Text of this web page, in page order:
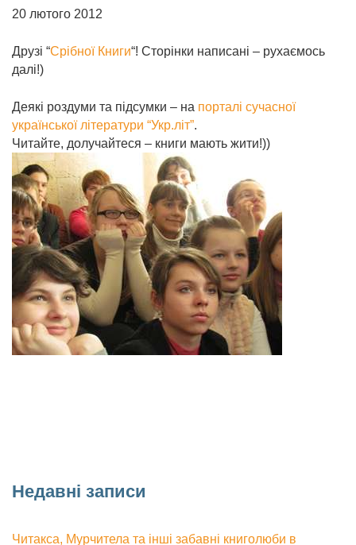
20 лютого 2012
Друзі “Срібної Книги“! Сторінки написані – рухаємось
далі!)
Деякі роздуми та підсумки – на порталі сучасної
української літератури “Укр.літ”.
Читайте, долучайтеся – книги мають жити!))
Недавні записи
Читакса, Мурчитела та інші забавні книголюби в